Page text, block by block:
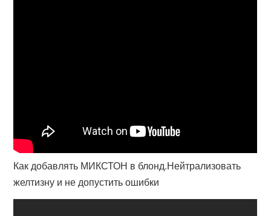
Как добавлять МИКСТОН в блонд.Нейтрализовать
желтизну и не допустить ошибки